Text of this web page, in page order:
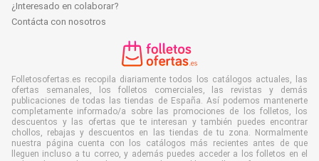
¿Interesado en colaborar?
Contácta con nosotros
Folletosofertas.es recopila diariamente todos los catálogos actuales, las
ofertas semanales, los folletos comerciales, las revistas y demás
publicaciones de todas las tiendas de España. Así podemos mantenerte
completamente informado/a sobre las promociones de los folletos, los
descuentos y las ofertas que te interesan y también puedes encontrar
chollos, rebajas y descuentos en las tiendas de tu zona. Normalmente
nuestra página cuenta con los catálogos más recientes antes de que
lleguen incluso a tu correo, y además puedes acceder a los folletos en el